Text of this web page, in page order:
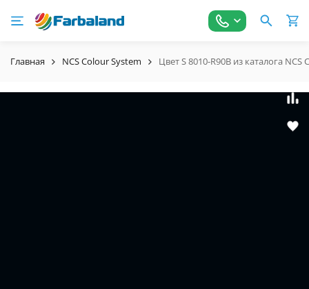
Главная NCS Colour System Цвет S 8010-R90B из каталога NCS